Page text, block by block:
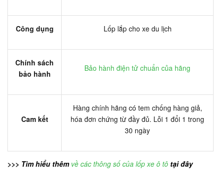
Công dụng Lốp lắp cho xe du lịch
Chính sách
bảo hành
Bảo hành điện tử chuẩn của hãng
Cam kết
Hàng chính hãng có tem chống hàng giả,
hóa đơn chứng từ đầy đủ. Lỗi 1 đổi 1 trong
30 ngày
>>> Tìm hiểu thêm về các thông số của lốp xe ô tô tại đây